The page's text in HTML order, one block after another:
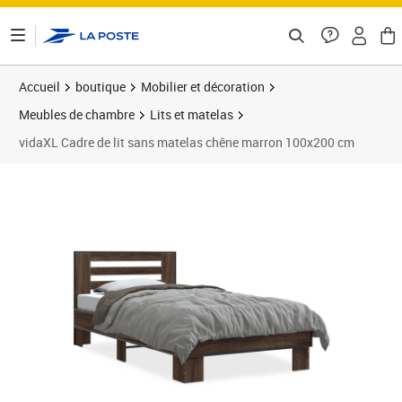
Accueil boutique
Mobilier et décoration
Meubles de chambre
Lits et matelas
vidaXL Cadre de lit sans matelas chêne marron 100x200 cm